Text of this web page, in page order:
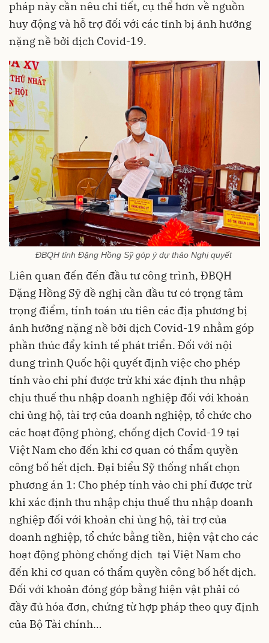
pháp này cần nêu chi tiết, cụ thể hơn về nguồn
huy động và hỗ trợ đối với các tỉnh bị ảnh hưởng
nặng nề bởi dịch Covid-19.
ĐBQH tỉnh Đặng Hồng Sỹ góp ý dự thảo Nghị quyết
Liên quan đến đến đầu tư công trình, ĐBQH
Đặng Hồng Sỹ đề nghị cần đầu tư có trọng tâm
trọng điểm, tính toán ưu tiên các địa phương bị
ảnh hưởng nặng nề bởi dịch Covid-19 nhằm góp
phần thúc đẩy kinh tế phát triển. Đối với nội
dung trình Quốc hội quyết định việc cho phép
tính vào chi phí được trừ khi xác định thu nhập
chịu thuế thu nhập doanh nghiệp đối với khoản
chi ủng hộ, tài trợ của doanh nghiệp, tổ chức cho
các hoạt động phòng, chống dịch Covid-19 tại
Việt Nam cho đến khi cơ quan có thẩm quyền
công bố hết dịch. Đại biểu Sỹ thống nhất chọn
phương án 1: Cho phép tính vào chi phí được trừ
khi xác định thu nhập chịu thuế thu nhập doanh
nghiệp đối với khoản chi ủng hộ, tài trợ của
doanh nghiệp, tổ chức bằng tiền, hiện vật cho các
hoạt động phòng chống dịch tại Việt Nam cho
đến khi cơ quan có thẩm quyền công bố hết dịch.
Đối với khoản đóng góp bằng hiện vật phải có
đầy đủ hóa đơn, chứng từ hợp pháp theo quy định
của Bộ Tài chính…